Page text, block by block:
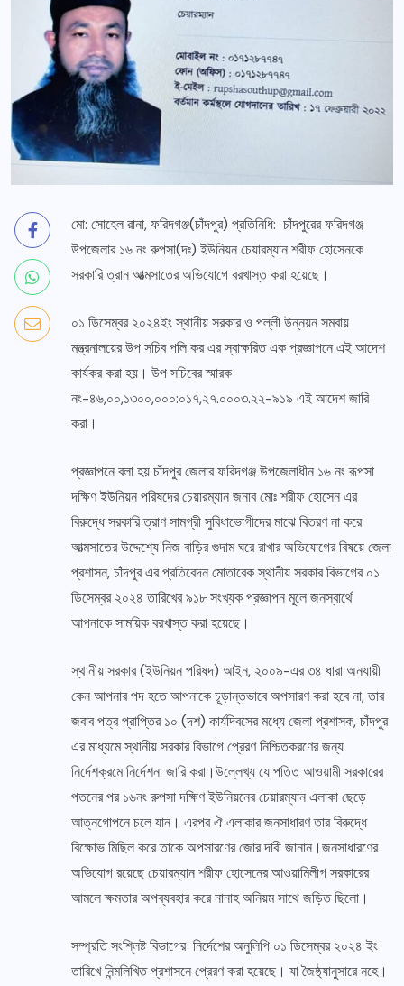
মো: সোহেল রানা, ফরিদগঞ্জ(চাঁদপুর) প্রতিনিধি: চাঁদপুরের ফরিদগঞ্জ
উপজেলার ১৬ নং রুপসা(দঃ) ইউনিয়ন চেয়ারম্যান শরীফ হোসেনকে
সরকারি ত্রান আত্মসাতের অভিযোগে বরখাস্ত করা হয়েছে।
০১ ডিসেম্বর ২০২৪ইং স্থানীয় সরকার ও পল্লী উন্নয়ন সমবায়
মন্ত্রনালয়ের উপ সচিব পলি কর এর স্বাক্ষরিত এক প্রজ্ঞাপনে এই আদেশ
কার্যকর করা হয়। উপ সচিবের স্মারক
নং-৪৬,০০,১৩০০,০০০:০১৭,২৭.০০০৩.২২-৯১৯ এই আদেশ জারি
করা।
প্রজ্ঞাপনে বলা হয় চাঁদপুর জেলার ফরিদগঞ্জ উপজেলাধীন ১৬ নং রূপসা
দক্ষিণ ইউনিয়ন পরিষদের চেয়ারম্যান জনাব মোঃ শরীফ হোসেন এর
বিরুদ্ধে সরকারি ত্রাণ সামগ্রী সুবিধাভোগীদের মাঝে বিতরণ না করে
আত্মসাতের উদ্দেশ্যে নিজ বাড়ির গুদাম ঘরে রাখার অভিযোগের বিষয়ে জেলা
প্রশাসন, চাঁদপুর এর প্রতিবেদন মোতাবেক স্থানীয় সরকার বিভাগের ০১
ডিসেম্বর ২০২৪ তারিখের ৯১৮ সংখ্যক প্রজ্ঞাপন মূলে জনস্বার্থে
আপনাকে সাময়িক বরখাস্ত করা হয়েছে।
স্থানীয় সরকার (ইউনিয়ন পরিষদ) আইন, ২০০৯-এর ৩৪ ধারা অনযায়ী
কেন আপনার পদ হতে আপনাকে চূড়ান্তভাবে অপসারণ করা হবে না, তার
জবাব পত্র প্রাপ্তির ১০ (দশ) কার্যদিবসের মধ্যে জেলা প্রশাসক, চাঁদপুর
এর মাধ্যমে স্থানীয় সরকার বিভাগে প্রেরণ নিশ্চিতকরণের জন্য
নির্দেশক্রমে নির্দেশনা জারি করা।উল্লেখ্য যে পতিত আওয়ামী সরকারের
পতনের পর ১৬নং রুপসা দক্ষিণ ইউনিয়নের চেয়ারম্যান এলাকা ছেড়ে
আত্নগোপনে চলে যান। এরপর ঐ এলাকার জনসাধারণ তার বিরুদ্ধে
বিক্ষোভ মিছিল করে তাকে অপসারণের জোর দাবী জানান।জনসাধারণের
অভিযোগ রয়েছে চেয়ারম্যান শরীফ হোসেনের আওয়ামিলীগ সরকারের
আমলে ক্ষমতার অপব্যবহার করে নানাহ অনিয়ম সাথে জড়িত ছিলো।
সম্প্রতি সংশ্লিষ্ট বিভাগের নির্দেশের অনুলিপি ০১ ডিসেম্বর ২০২৪ ইং
তারিখে নিন্মলিখিত প্রশাসনে প্রেরণ করা হয়েছে। যা জৈষ্ঠ্যানুসারে নহে।